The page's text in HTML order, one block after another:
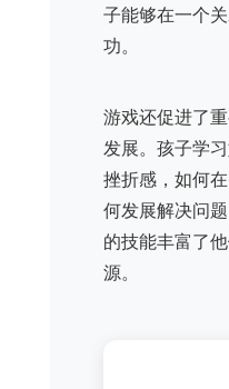
子能够在一个
功。
游戏还促进了
发展。孩子学
挫折感，如何
何发展解决问
的技能丰富了
源。